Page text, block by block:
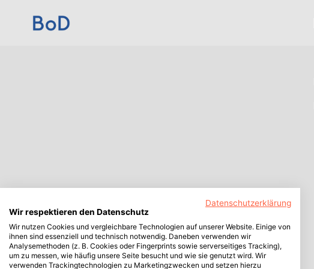
Datenschutzerklärung
Wir respektieren den Datenschutz
Wir nutzen Cookies und vergleichbare Technologien auf unserer Website. Einige von
ihnen sind essenziell und technisch notwendig. Daneben verwenden wir
Analysemethoden (z. B. Cookies oder Fingerprints sowie serverseitiges Tracking),
um zu messen, wie häufig unsere Seite besucht und wie sie genutzt wird. Wir
verwenden Trackingtechnologien zu Marketingzwecken und setzen hierzu